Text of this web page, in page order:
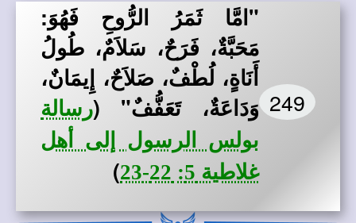
249
"امَّا ثَمَرُ الرُّوحِ فَهُوَ:
مَحَبَّةٌ، فَرَحٌ، سَلاَمٌ، طُولُ
أَنَاةٍ، لُطْفٌ، صَلاَحٌ، إِيمَانٌ،
وَدَاعَةٌ، تَعَفُّفٌ" (رسالة
بولس الرسول إلى أهل
غلاطية 5: 22-23
)